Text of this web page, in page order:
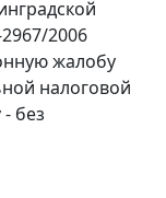
2006
жалобу
налоговой
без